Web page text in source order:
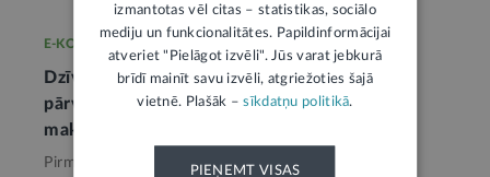
E-KONSULTĀCIJA
Dzīvokļa īpašniekam ir pienākums veikt
pārvaldīšanas un apsaimniekošanas
maksājumus
Pirms nedēļas, Īpašumtiesības
izmantotas vēl citas – statistikas, sociālo
mediju un funkcionalitātes. Papildinformācijai
atveriet "Pielāgot izvēli". Jūs varat jebkurā
brīdī mainīt savu izvēli, atgriežoties šajā
vietnē. Plašāk –sīkdatņu politikā.
PIEŅEMT VISAS